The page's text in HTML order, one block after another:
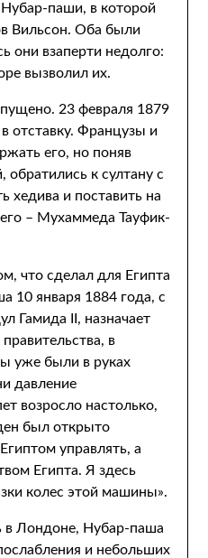
Нубар-паши, в которой
Вильсон. Оба были
они взаперти недолго:
вызволил их.
23 февраля 1879
отставку. Французы и
его, но поняв
обратились к султану с
хедива и поставить на
– Мухаммеда Тауфик-
что сделал для Египта
10 января 1884 года, с
Гамида II, назначает
в
уже были в руках
давление
возросло настолько,
был открыто
управлять, а
Египта. Я здесь
колес этой машины».
в Лондоне, Нубар-паша
и небольших